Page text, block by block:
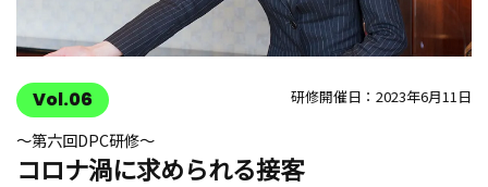
研修開催日：2023年6月11日
Vol.06
〜第六回DPC研修〜
コロナ渦に求められる接客